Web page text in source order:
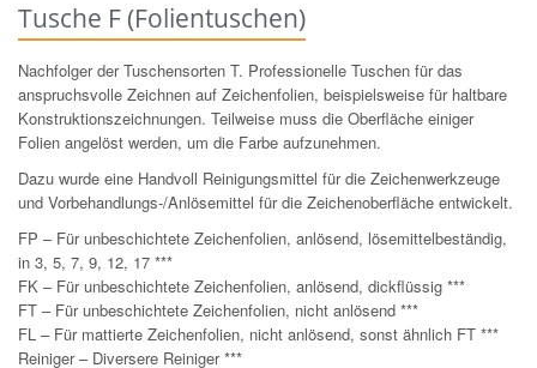
Tusche F (Folientuschen)
Nachfolger der Tuschensorten T. Professionelle Tuschen für das
anspruchsvolle Zeichnen auf Zeichenfolien, beispielsweise für haltbare
Konstruktionszeichnungen. Teilweise muss die Oberfläche einiger
Folien angelöst werden, um die Farbe aufzunehmen.
Dazu wurde eine Handvoll Reinigungsmittel für die Zeichenwerkzeuge
und Vorbehandlungs-/Anlösemittel für die Zeichenoberfläche entwickelt.
FP – Für unbeschichtete Zeichenfolien, anlösend, lösemittelbeständig,
in 3, 5, 7, 9, 12, 17 ***
FK – Für unbeschichtete Zeichenfolien, anlösend, dickflüssig ***
FT – Für unbeschichtete Zeichenfolien, nicht anlösend ***
FL – Für mattierte Zeichenfolien, nicht anlösend, sonst ähnlich FT ***
Reiniger – Diversere Reiniger ***